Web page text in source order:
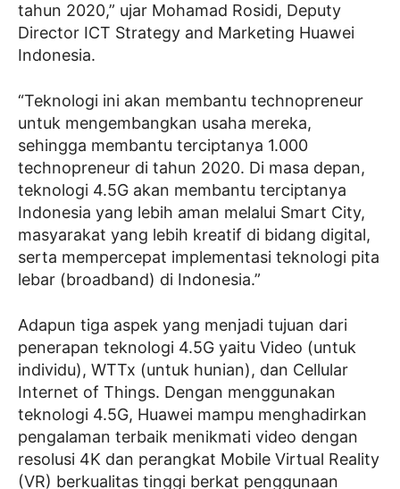
tahun 2020,” ujar Mohamad Rosidi, Deputy
Director ICT Strategy and Marketing Huawei
Indonesia.
“Teknologi ini akan membantu technopreneur
untuk mengembangkan usaha mereka,
sehingga membantu terciptanya 1.000
technopreneur di tahun 2020. Di masa depan,
teknologi 4.5G akan membantu terciptanya
Indonesia yang lebih aman melalui Smart City,
masyarakat yang lebih kreatif di bidang digital,
serta mempercepat implementasi teknologi pita
lebar (broadband) di Indonesia.”
Adapun tiga aspek yang menjadi tujuan dari
penerapan teknologi 4.5G yaitu Video (untuk
individu), WTTx (untuk hunian), dan Cellular
Internet of Things. Dengan menggunakan
teknologi 4.5G, Huawei mampu menghadirkan
pengalaman terbaik menikmati video dengan
resolusi 4K dan perangkat Mobile Virtual Reality
(VR) berkualitas tinggi berkat penggunaan